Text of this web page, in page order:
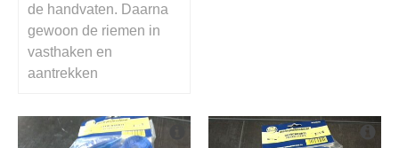
de handvaten. Daarna
gewoon de riemen in
vasthaken en
aantrekken